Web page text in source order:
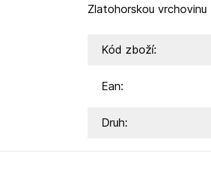
Zlatohorskou vrchovinu
Kód zboží:
Ean:
Druh: